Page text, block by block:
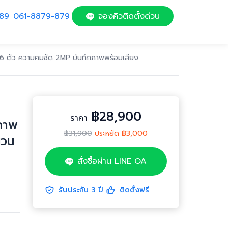
061-8879-879 จองคิวติดตั้งด่วน
ตัว ความคมชัด 2MP บันทึกภาพพร้อมเสียง
พ
น
ราคา ฿28,900
฿31,900 ประหยัด ฿3,000
สั่งซื้อผ่าน LINE OA
รับประกัน 3 ปี ติดตั้งฟรี